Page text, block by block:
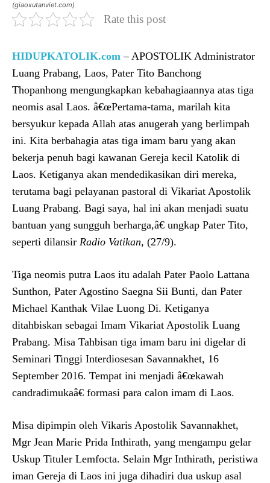
(giaoxutanviet.com)
Rate this post
HIDUPKATOLIK.com – APOSTOLIK Administrator
Luang Prabang, Laos, Pater Tito Banchong
Thopanhong mengungkapkan kebahagiaannya atas tiga
neomis asal Laos. â€œPertama-tama, marilah kita
bersyukur kepada Allah atas anugerah yang berlimpah
ini. Kita berbahagia atas tiga imam baru yang akan
bekerja penuh bagi kawanan Gereja kecil Katolik di
Laos. Ketiganya akan mendedikasikan diri mereka,
terutama bagi pelayanan pastoral di Vikariat Apostolik
Luang Prabang. Bagi saya, hal ini akan menjadi suatu
bantuan yang sungguh berharga,â€ ungkap Pater Tito,
seperti dilansir Radio Vatikan, (27/9).
Tiga neomis putra Laos itu adalah Pater Paolo Lattana
Sunthon, Pater Agostino Saegna Sii Bunti, dan Pater
Michael Kanthak Vilae Luong Di. Ketiganya
ditahbiskan sebagai Imam Vikariat Apostolik Luang
Prabang. Misa Tahbisan tiga imam baru ini digelar di
Seminari Tinggi Interdiosesan Savannakhet, 16
September 2016. Tempat ini menjadi â€œkawah
candradimukaâ€ formasi para calon imam di Laos.
Misa dipimpin oleh Vikaris Apostolik Savannakhet,
Mgr Jean Marie Prida Inthirath, yang mengampu gelar
Uskup Tituler Lemfocta. Selain Mgr Inthirath, peristiwa
iman Gereja di Laos ini juga dihadiri dua uskup asal